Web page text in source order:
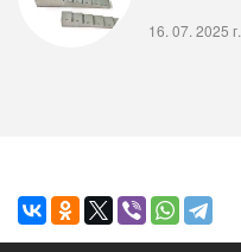
16. 07. 2025 г.